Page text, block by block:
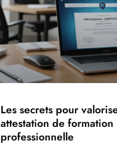
Les secrets pour
attestation de formation
professionnelle